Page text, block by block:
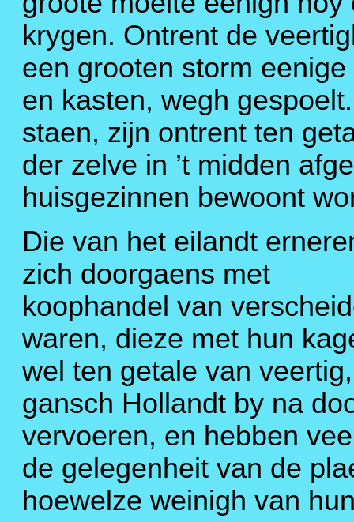
krygen. Ontrent de
een grooten storm
en kasten, wegh
staen, zijn ontrent ten
der zelve in ’t midden
huisgezinnen bewoont
Die van het eilandt
zich doorgaens met
koophandel van
waren, dieze met hun
wel ten getale van veertig,
gansch Hollandt by na
vervoeren, en hebben
de gelegenheit van de
hoewelze weinigh van